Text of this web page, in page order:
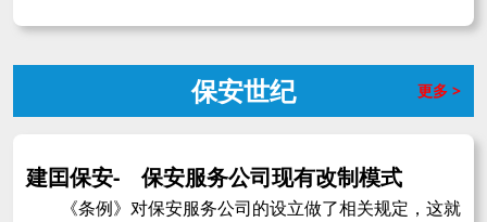
保安世纪 更多 >
建囯保安- 保安服务公司现有改制模式
《条例》对保安服务公司的设立做了相关规定，这就